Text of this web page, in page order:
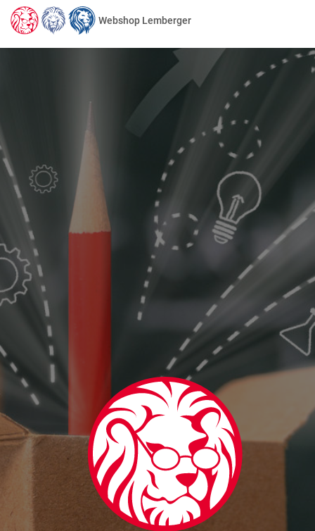
Webshop Lemberger